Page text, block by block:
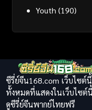
Youth (190)
ซีรี่ย์จีน168.com เว็บไซต์
ทั้งหมดที่แสดงในเว็บไซต์
ดูซีรี่ย์จีนพากย์ไทยฟรี